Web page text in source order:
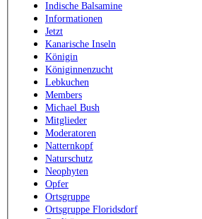
Indische Balsamine
Informationen
Jetzt
Kanarische Inseln
Königin
Königinnenzucht
Lebkuchen
Members
Michael Bush
Mitglieder
Moderatoren
Natternkopf
Naturschutz
Neophyten
Opfer
Ortsgruppe
Ortsgruppe Floridsdorf